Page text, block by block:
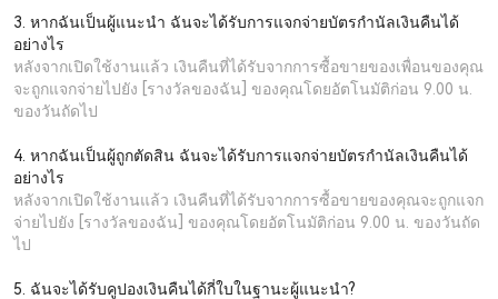
3. หากฉันเป็นผู้แนะนำ ฉันจะได้รับการแจกจ่ายบัตรกำนัลเงินคืนได้
อย่างไร
หลังจากเปิดใช้งานแล้ว เงินคืนที่ได้รับจากการซื้อขายของเพื่อนของคุณ
จะถูกแจกจ่ายไปยัง [รางวัลของฉัน] ของคุณโดยอัตโนมัติก่อน 9.00 น.
ของวันถัดไป
4. หากฉันเป็นผู้ถูกตัดสิน ฉันจะได้รับการแจกจ่ายบัตรกำนัลเงินคืนได้
อย่างไร
หลังจากเปิดใช้งานแล้ว เงินคืนที่ได้รับจากการซื้อขายของคุณจะถูกแจก
จ่ายไปยัง [รางวัลของฉัน] ของคุณโดยอัตโนมัติก่อน 9.00 น. ของวันถัด
ไป
5. ฉันจะได้รับคูปองเงินคืนได้กี่ใบในฐานะผู้แนะนำ?